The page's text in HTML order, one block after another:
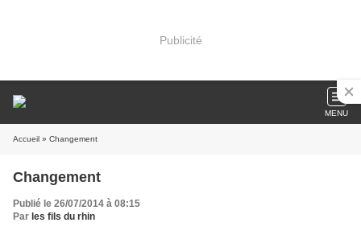
Publicité
MENU
Accueil » Changement
Changement
Publié le 26/07/2014 à 08:15
Par les fils du rhin